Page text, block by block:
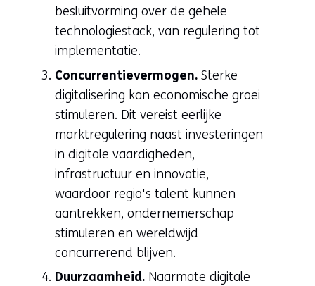
besluitvorming over de gehele
technologiestack, van regulering tot
implementatie.
Concurrentievermogen. Sterke
digitalisering kan economische groei
stimuleren. Dit vereist eerlijke
marktregulering naast investeringen
in digitale vaardigheden,
infrastructuur en innovatie,
waardoor regio's talent kunnen
aantrekken, ondernemerschap
stimuleren en wereldwijd
concurrerend blijven.
Duurzaamheid. Naarmate digitale